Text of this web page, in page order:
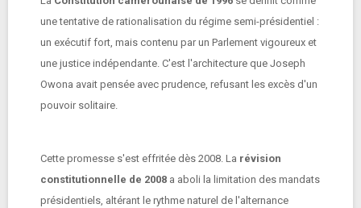
une tentative de rationalisation du régime semi-présidentiel :
un exécutif fort, mais contenu par un Parlement vigoureux et
une justice indépendante. C'est l'architecture que Joseph
Owona avait pensée avec prudence, refusant les excès d'un
pouvoir solitaire.
Cette promesse s'est effritée dès 2008. La révision
constitutionnelle de 2008 a aboli la limitation des mandats
présidentiels, altérant le rythme naturel de l'alternance